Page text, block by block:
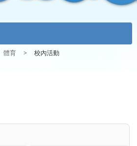
體育 > 校內活動